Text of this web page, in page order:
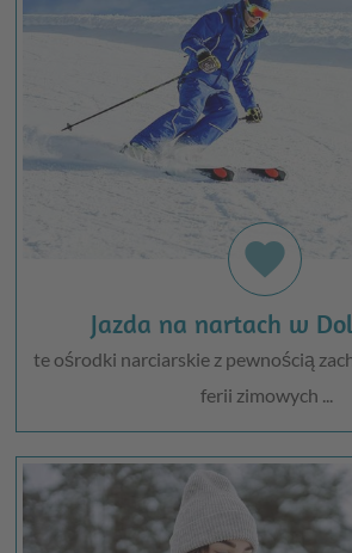
favorite
Jazda na nartach w
te ośrodki narciarskie z pewnością
ferii zimowych ...